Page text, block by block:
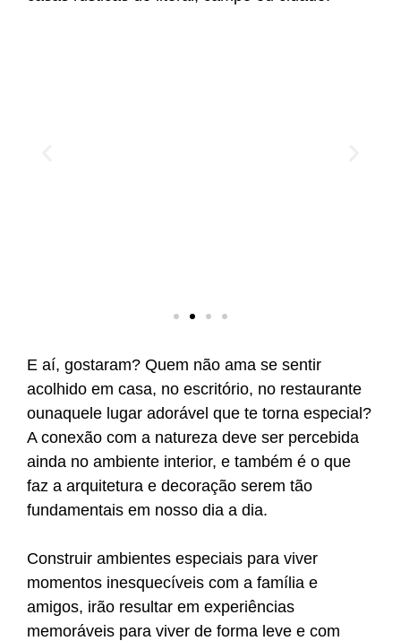
E aí, gostaram? Quem não ama se sentir
acolhido em casa, no escritório, no restaurante
ounaquele lugar adorável que te torna especial?
A conexão com a natureza deve ser percebida
ainda no ambiente interior, e também é o que
faz a arquitetura e decoração serem tão
fundamentais em nosso dia a dia.
Construir ambientes especiais para viver
momentos inesquecíveis com a família e
amigos, irão resultar em experiências
memoráveis para viver de forma leve e com